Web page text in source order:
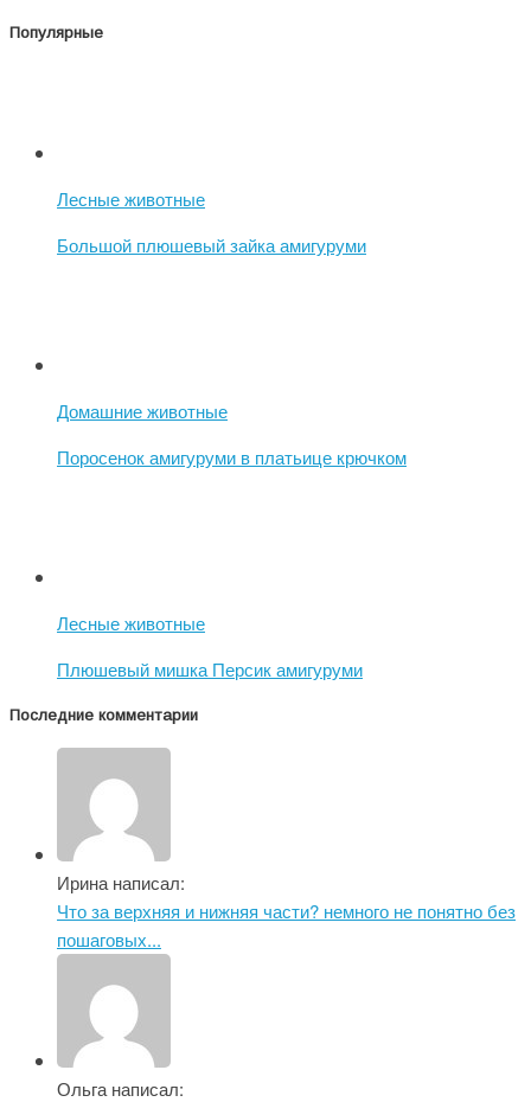
Популярные
Лесные животные
Большой плюшевый зайка амигуруми
Домашние животные
Поросенок амигуруми в платьице крючком
Лесные животные
Плюшевый мишка Персик амигуруми
Последние комментарии
Ирина написал:
Что за верхняя и нижняя части? немного не понятно без
пошаговых...
Ольга написал: